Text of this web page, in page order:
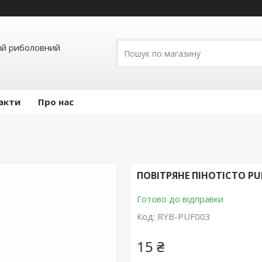
риболовний
Про нас
ПОВІТРЯНЕ ПІНОТІСТО
Готово до відправки
Код: RYB-PUF003
15 ₴